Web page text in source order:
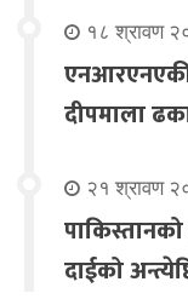
१८ श्रावण
दीपमाला
२१ श्रावण
दाईको